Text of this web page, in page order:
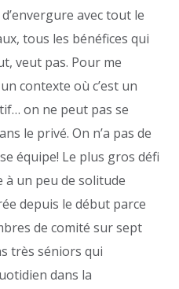
avec tout le
tous les bénéfices qui
veut pas. Pour me
contexte où c’est un
on ne peut pas se
le privé. On n’a pas de
équipe! Le plus gros défi
à un peu de solitude
depuis le début parce
de comité sur sept
très séniors qui
dans la